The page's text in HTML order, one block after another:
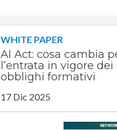
Le Guide di
CorCom
Podcast
Privacy
WHITE PAPER
AI Act: cosa cambia
l’entrata in vigore
obblighi formativi
17 Dic 2025